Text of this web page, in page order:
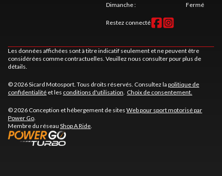
Dimanche: Fermé
Restez connecté
Les données affichées sont à titre indicatif seulement et ne peuvent être
considérées comme contractuelles. Veuillez nous consulter pour plus de
détails.
© 2026 Sicard Motosport. Tous droits réservés. Consultez la politique de
confidentialité et les conditions d'utilisation. Choix de consentement.
© 2026 Conception et hébergement de sites Web pour sport motorisé par
Power Go.
Membre du réseau Shop A Ride.